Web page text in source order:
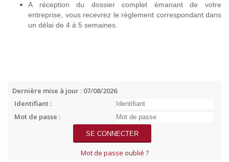
A réception du dossier complet émanant de votre
entreprise, vous recevrez le règlement correspondant dans
un délai de 4 à 5 semaines.
Dernière mise à jour : 07/08/2026
Identifiant :
Mot de passe :
Mot de passe oublié ?